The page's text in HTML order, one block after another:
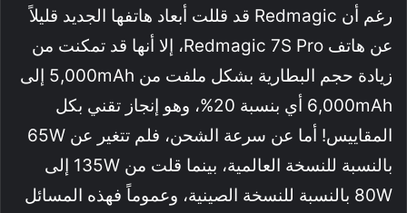
رغم أن Redmagic قد قللت أبعاد هاتفها الجديد قليلاً
عن هاتف Redmagic 7S Pro، إلا أنها قد تمكنت من
زيادة حجم البطارية بشكل ملفت من 5,000mAh إلى
6,000mAh أي بنسبة 20%، وهو إنجاز تقني بكل
المقاييس! أما عن سرعة الشحن، فلم تتغير عن 65W
بالنسبة للنسخة العالمية، بينما قلت من 135W إلى
80W بالنسبة للنسخة الصينية، وعموماً فهذه المسائل